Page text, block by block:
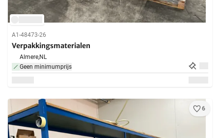
A1-48473-26
Verpakkingsmaterialen
Almere,NL
Geen minimumprijs
6